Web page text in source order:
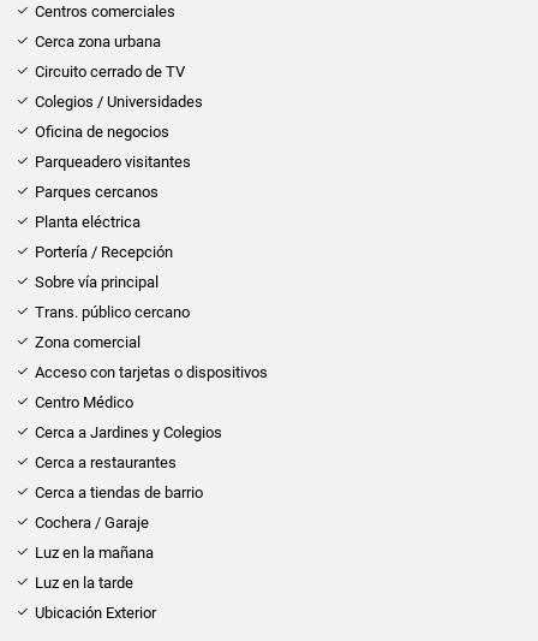
Centros comerciales
Cerca zona urbana
Circuito cerrado de TV
Colegios / Universidades
Oficina de negocios
Parqueadero visitantes
Parques cercanos
Planta eléctrica
Portería / Recepción
Sobre vía principal
Trans. público cercano
Zona comercial
Acceso con tarjetas o dispositivos
Centro Médico
Cerca a Jardines y Colegios
Cerca a restaurantes
Cerca a tiendas de barrio
Cochera / Garaje
Luz en la mañana
Luz en la tarde
Ubicación Exterior